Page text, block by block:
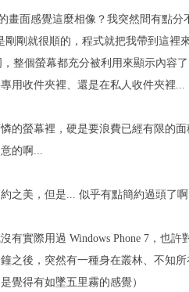
畫面感覺這麼相像？我突然間有點
剛就很順的，程式就把我帶到這裡
整個螢幕都充分被利用來顯示內容
用收件夾裡、還是在私人收件夾裡...
的螢幕裡，硬是要浪費已經有限的
的啊...
之美，但是... 似乎有點簡約過頭了
有實際用過 Windows Phone 7，也
之後，突然有一種身在叢林、不知
覺得有如墜五里霧的感覺）